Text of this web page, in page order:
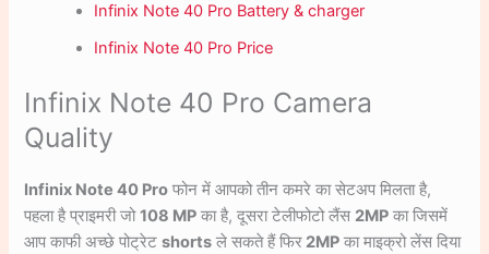
Infinix Note 40 Pro Battery & charger
Infinix Note 40 Pro Price
Infinix Note 40 Pro Camera
Quality
Infinix Note 40 Pro फोन में आपको तीन कमरे का सेटअप मिलता है,
पहला है प्राइमरी जो108 MP का है, दूसरा टेलीफोटो लैंस 2MP का जिसमें
आप काफी अच्छे पोट्रेटshorts ले सकते हैं फिर 2MP का माइक्रो लेंस दिया